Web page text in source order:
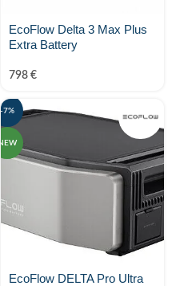
EcoFlow Delta 3 Max Plus
Extra Battery
798 €
-7%
NEW
EcoFlow DELTA Pro Ultra